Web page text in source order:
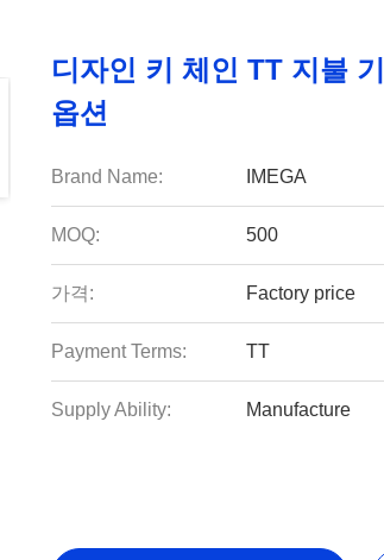
디자인 키 체인 TT 지불
옵션
Brand Name: IMEGA
MOQ: 500
가격: Factory price
Payment Terms: TT
Supply Ability: Manufacture